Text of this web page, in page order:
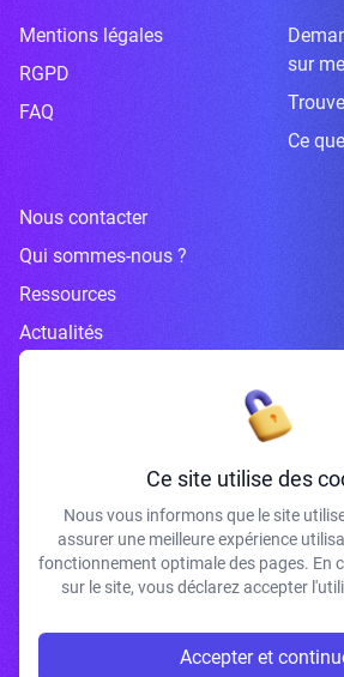
Mentions légales
RGPD
FAQ
sur
Ce
Nous contacter
Qui sommes-nous ?
Ressources
Actualités
Inscrivez-vous à la
J'accepte de recevoir vos e-mails et confirme
votre politique de confidentialité et
Ce site utilise des
Nous vous informons que le site
assurer une meilleure expérience
fonctionnement optimale des pages. En
sur le site, vous déclarez accepter
Accepter et